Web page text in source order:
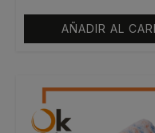
AÑADIR AL